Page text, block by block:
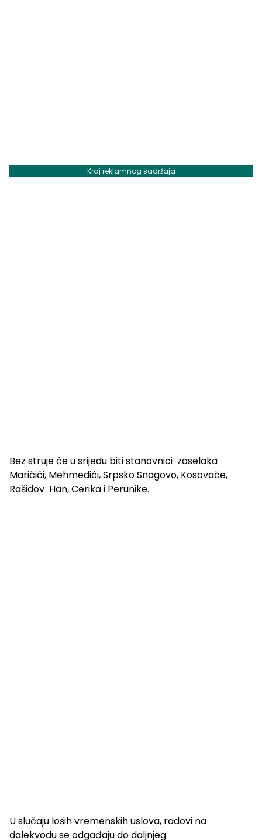
Kraj reklamnog sadržaja
Bez struje će u srijedu biti stanovnici zaselaka
Maričići, Mehmedići, Srpsko Snagovo, Kosovače,
Rašidov Han, Cerika i Perunike.
U slučaju loših vremenskih uslova, radovi na
dalekvodu se odgađaju do daljnjeg.